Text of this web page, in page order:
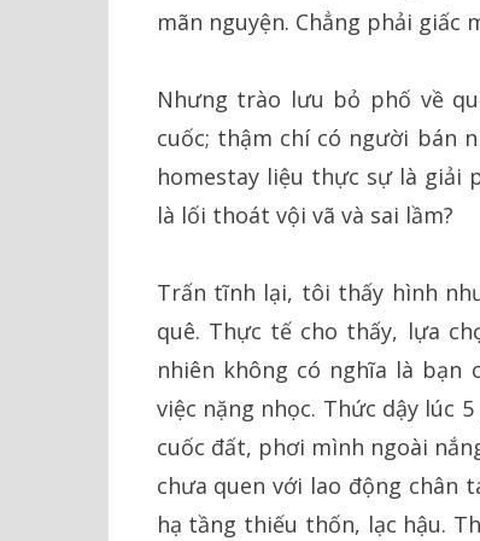
mãn nguyện. Chẳng phải giấc
Nhưng trào lưu bỏ phố về
cuốc; thậm chí có người bán
homestay liệu thực sự là giải
là lối thoát vội vã và sai lầm?
Trấn tĩnh lại, tôi thấy hình
quê. Thực tế cho thấy, lựa
nhiên không có nghĩa là bạn
việc nặng nhọc. Thức dậy lúc
cuốc đất, phơi mình ngoài
chưa quen với lao động chân
hạ tầng thiếu thốn, lạc hậu.